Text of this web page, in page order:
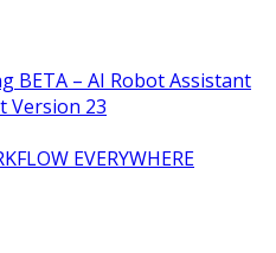
BETA – AI Robot Assistant
Version 23
EVERYWHERE